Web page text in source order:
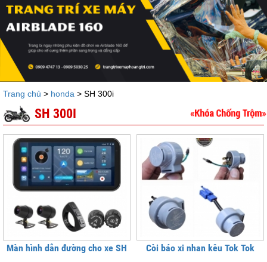
Trang chủ > honda > SH 300i
SH 300I
Màn hình dẫn đường cho xe SH Còi báo xi nhan kêu Tok Tok